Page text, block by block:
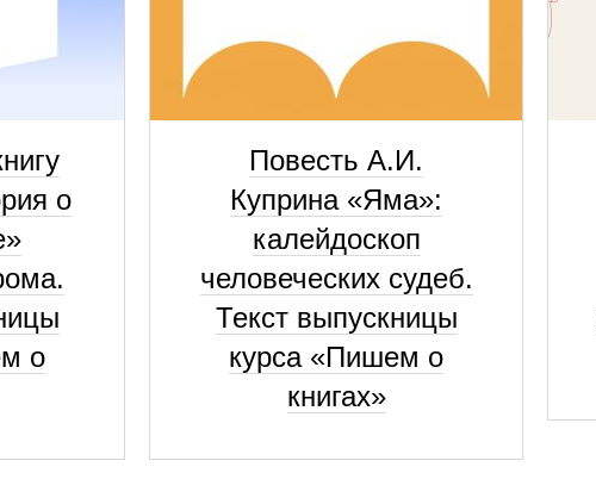
о
о
Повесть А.И.
Куприна «Яма»:
калейдоскоп
человеческих судеб.
Текст выпускницы
курса «Пишем о
книгах»